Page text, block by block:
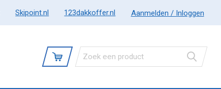
Skipoint.nl 123dakkoffer.nl Aanmelden / Inloggen